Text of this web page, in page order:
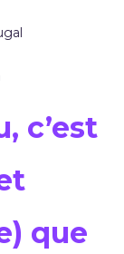
c’est
que